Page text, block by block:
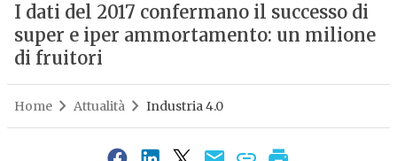
I dati del 2017 confermano il successo di
super e iper ammortamento: un milione
di fruitori
Home Attualità Industria 4.0